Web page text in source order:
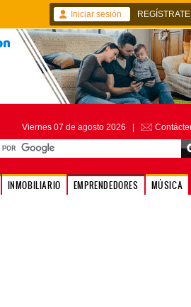
Iniciar sesión REGÍSTRATE
Viernes 07 de agosto 2026 |
INMOBILIARIO EMPRENDEDORES MÚSICA